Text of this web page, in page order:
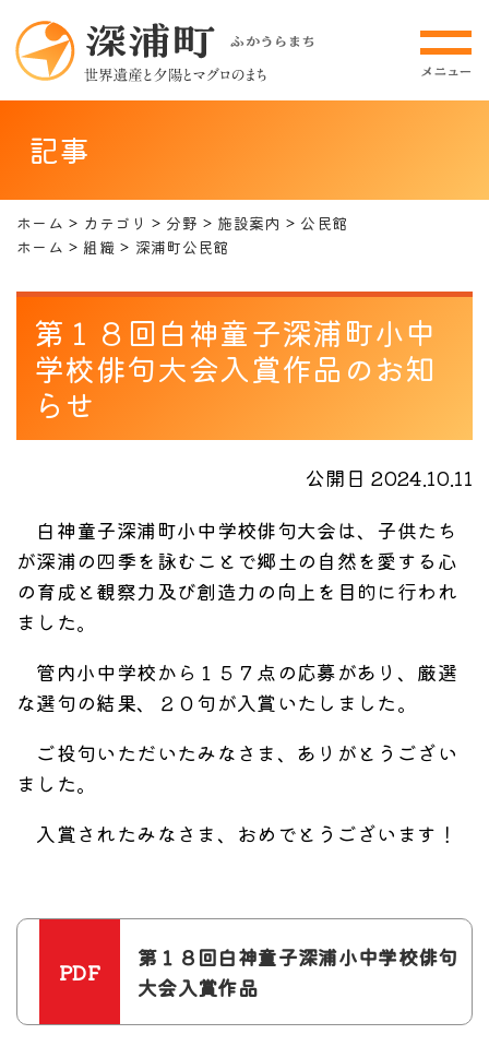
記事
ホーム カテゴリ 分野 施設案内
公民館
ホーム
組織 深浦町公民館
第１８回白神童子深浦町小中
学校俳句大会入賞作品のお知
らせ
公開日 2024.10.11
白神童子深浦町小中学校俳句大会は、子供たち
が深浦の四季を詠むことで郷土の自然を愛する心
の育成と観察力及び創造力の向上を目的に行われ
ました。
管内小中学校から１５７点の応募があり、厳選
な選句の結果、２０句が入賞いたしました。
ご投句いただいたみなさま、ありがとうござい
ました。
入賞されたみなさま、おめでとうございます！
第１８回白神童子深浦小中学校俳句
大会入賞作品